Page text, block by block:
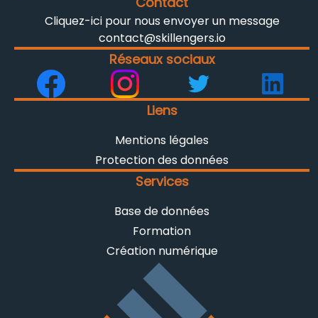
Services
Base de données
Formation
Création numérique
Liens
Mentions légales
Protection des données
Réseaux sociaux
Cliquez-ici pour nous envoyer un message
contact@skillengers.io